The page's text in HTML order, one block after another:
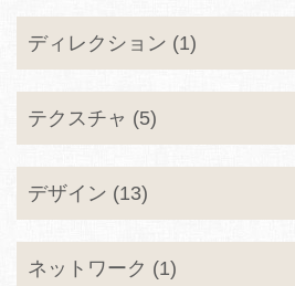
ディレクション (1)
テクスチャ (5)
デザイン (13)
ネットワーク (1)